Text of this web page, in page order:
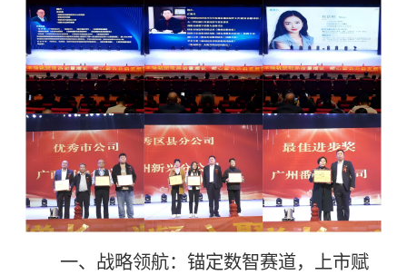
一、战略领航：锚定数智赛道，上市赋